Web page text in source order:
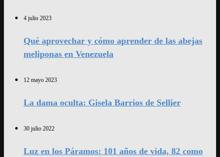
4 julio 2023
Qué aprovechar y cómo aprender de las abejas
meliponas en Venezuela
12 mayo 2023
La dama oculta: Gisela Barrios de Sellier
30 julio 2022
Luz en los Páramos: 101 años de vida, 82 como